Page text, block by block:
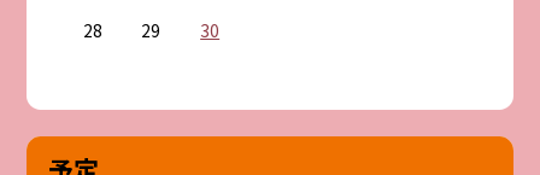
28
29 30